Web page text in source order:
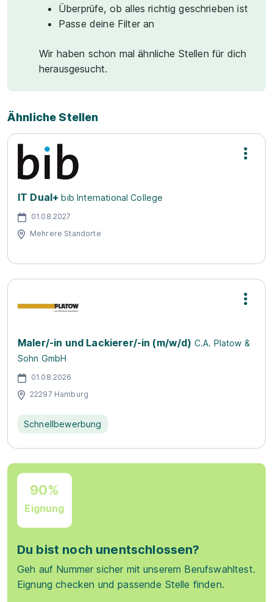
Überprüfe, ob alles richtig geschrieben ist
Passe deine Filter an
Wir haben schon mal ähnliche Stellen für dich
herausgesucht.
Ähnliche Stellen
IT Dual+ bib International College
01.08.2027
Mehrere Standorte
Maler/-in und Lackierer/-in (m/w/d) C.A. Platow &
Sohn GmbH
01.08.2026
22297 Hamburg
Schnellbewerbung
90%
Eignung
Du bist noch unentschlossen?
Geh auf Nummer sicher mit unserem Berufswahltest.
Eignung checken und passende Stelle finden.